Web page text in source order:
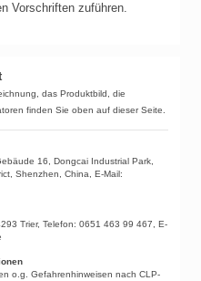
Vorschriften zuführen.
das Produktbild, die
finden Sie oben auf dieser Seite.
16, Dongcai Industrial Park,
Shenzhen, China, E-Mail:
Trier, Telefon: 0651 463 99 467, E-
o.g. Gefahrenhinweisen nach CLP-